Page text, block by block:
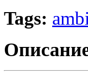
Tags: